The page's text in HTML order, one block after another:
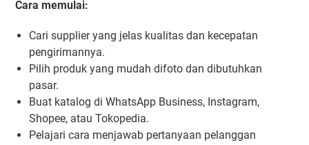
Cara memulai:
Cari supplier yang jelas kualitas dan kecepatan
pengirimannya.
Pilih produk yang mudah difoto dan dibutuhkan
pasar.
Buat katalog di WhatsApp Business, Instagram,
Shopee, atau Tokopedia.
Pelajari cara menjawab pertanyaan pelanggan